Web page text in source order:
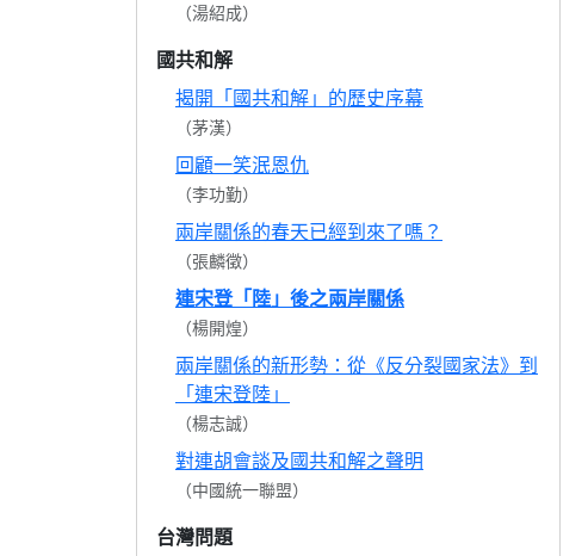
（湯紹成）
國共和解
揭開「國共和解」的歷史序幕
（茅漢）
回顧一笑泯恩仇
（李功勤）
兩岸關係的春天已經到來了嗎？
（張麟徵）
連宋登「陸」後之兩岸關係
（楊開煌）
兩岸關係的新形勢：從《反分裂國家法》到
「連宋登陸」
（楊志誠）
對連胡會談及國共和解之聲明
（中國統一聯盟）
台灣問題